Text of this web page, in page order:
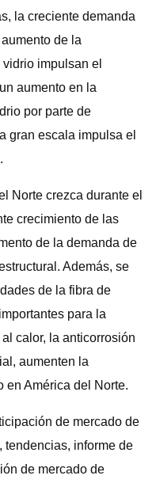
la creciente demanda
de la
impulsan el
aumento en la
por parte de
gran escala impulsa el
Norte crezca durante el
crecimiento de las
de la demanda de
Además, se
de la fibra de
para la
calor, la anticorrosión
aumenten la
en América del Norte.
de mercado de
tendencias, informe de
de mercado de